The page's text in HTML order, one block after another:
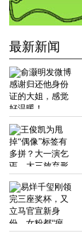
最新新闻